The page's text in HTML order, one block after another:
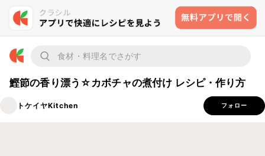
鰹節の香り漂う☆カボチャの煮付け レシピ・作り方
トケイヤKitchen フォロー